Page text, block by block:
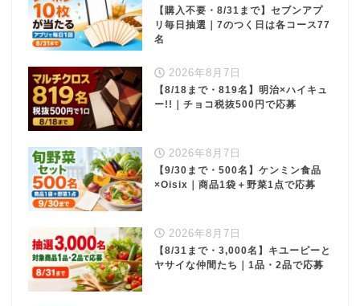
【購入不要・8/31まで】セブンアプ
リ毎日抽選｜7のつく日は各コース77
名
2026年8月7日
【8/18まで・819名】明治×ハイキュ
ー!!｜チョコ税抜500円で応募
2026年8月7日
【9/30まで・500名】ケンミン食品
×Oisix｜商品1袋＋野菜1点で応募
2026年8月7日
【8/31まで・3,000名】キユーピーと
ヤサイな仲間たち｜1品・2品で応募